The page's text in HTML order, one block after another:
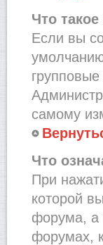
Что
Если вы
самому
Что
При
которой
форума, а
форумах,